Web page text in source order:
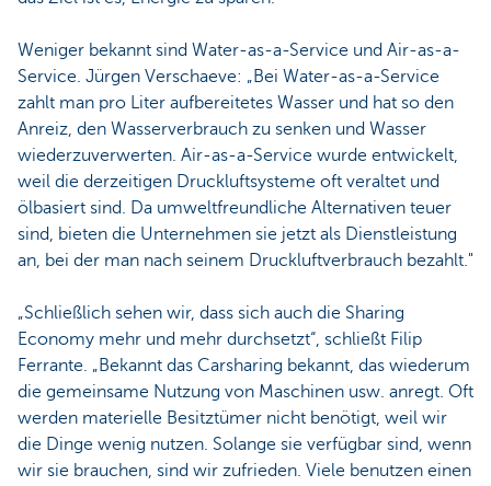
Weniger bekannt sind Water-as-a-Service und Air-as-a-
Service. Jürgen Verschaeve: „Bei Water-as-a-Service
zahlt man pro Liter aufbereitetes Wasser und hat so den
Anreiz, den Wasserverbrauch zu senken und Wasser
wiederzuverwerten. Air-as-a-Service wurde entwickelt,
weil die derzeitigen Druckluftsysteme oft veraltet und
ölbasiert sind. Da umweltfreundliche Alternativen teuer
sind, bieten die Unternehmen sie jetzt als Dienstleistung
an, bei der man nach seinem Druckluftverbrauch bezahlt."
„Schließlich sehen wir, dass sich auch die Sharing
Economy mehr und mehr durchsetzt“, schließt Filip
Ferrante. „Bekannt das Carsharing bekannt, das wiederum
die gemeinsame Nutzung von Maschinen usw. anregt. Oft
werden materielle Besitztümer nicht benötigt, weil wir
die Dinge wenig nutzen. Solange sie verfügbar sind, wenn
wir sie brauchen, sind wir zufrieden. Viele benutzen einen